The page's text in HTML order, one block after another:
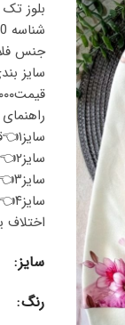
بلوز تک
شناسه 127630
جنس
سایز بندی
قیمت۱۶۵/۰۰۰
سایز۱👈قد بلوز۳۶،پهنا۲۹،قدآستین۳۳
سایز۲👈قد بلوز۴۳،پهنا۳۲،قدآستین۳۶
سایز۳👈قد بلوز۴۸،پهنا۳۵،قدآستین۴۱
سایز۴👈قد بلوز۵۱،پهنا۳۶،قدآستین۴۶
اختلاف
سایز
رنگ